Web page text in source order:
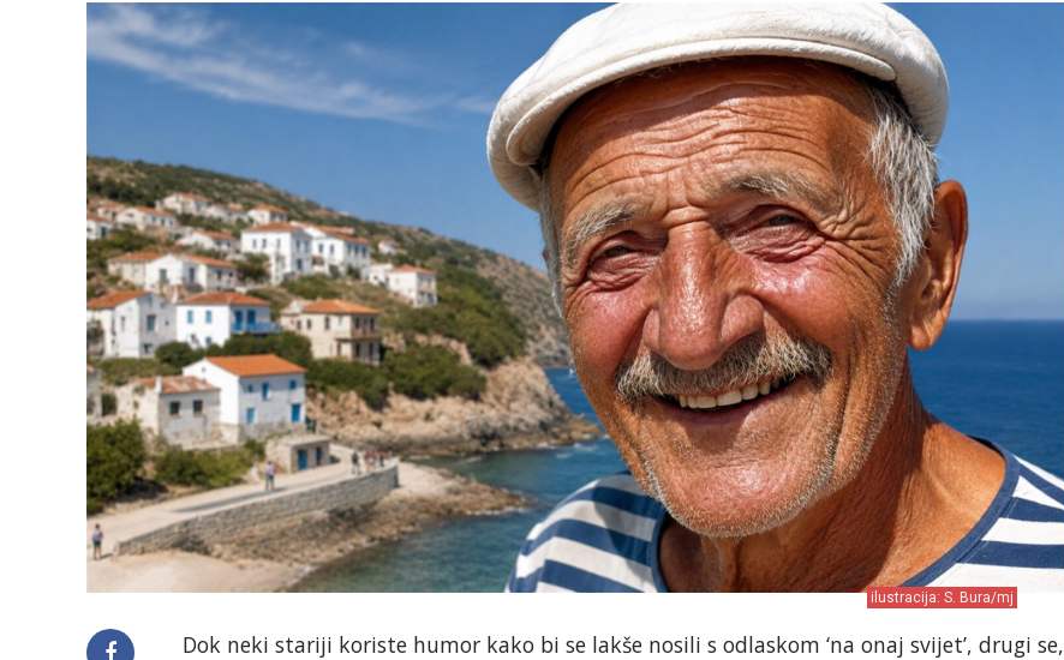
ilustracija: S. Bura/mj
Dok neki stariji koriste humor kako bi se lakše nosili s odlaskom ‘na onaj svijet’, drugi se,